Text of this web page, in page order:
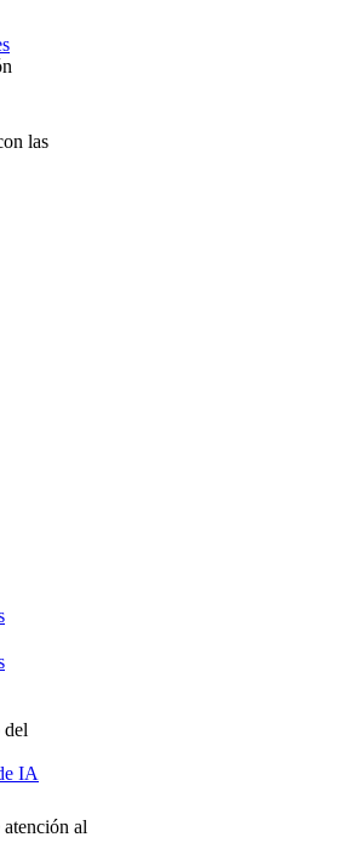
las
del
IA
al